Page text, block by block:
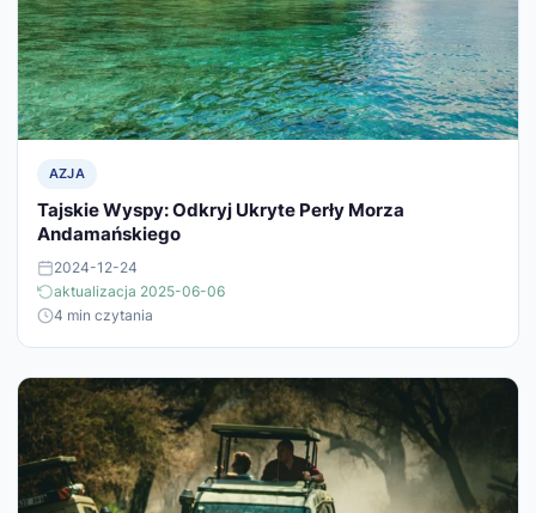
AZJA
Tajskie Wyspy: Odkryj Ukryte Perły Morza
Andamańskiego
2024-12-24
aktualizacja 2025-06-06
4 min czytania